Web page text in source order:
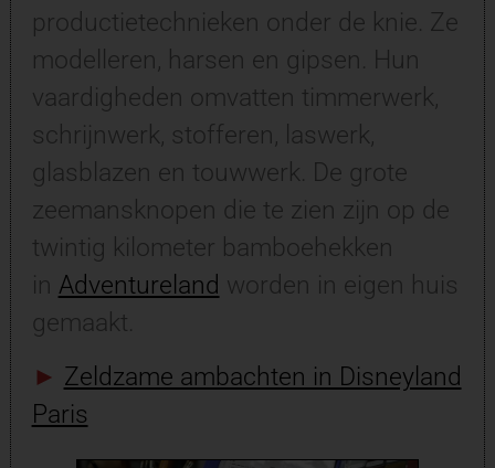
productietechnieken onder de knie. Ze
modelleren, harsen en gipsen. Hun
vaardigheden omvatten timmerwerk,
schrijnwerk, stofferen, laswerk,
glasblazen en touwwerk. De grote
zeemansknopen die te zien zijn op de
twintig kilometer bamboehekken
in Adventureland worden in eigen huis
gemaakt.
► Zeldzame ambachten in Disneyland
Paris